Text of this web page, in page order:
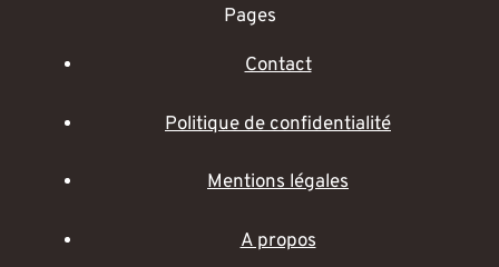
Pages
Contact
Politique de confidentialité
Mentions légales
A propos